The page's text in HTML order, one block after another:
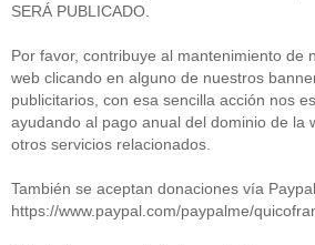
SERÁ PUBLICADO.
Por favor, contribuye al mantenimiento de
web clicando en alguno de nuestros
publicitarios, con esa sencilla acción nos
ayudando al pago anual del dominio de la
otros servicios relacionados.
También se aceptan donaciones vía
https://www.paypal.com/paypalme/